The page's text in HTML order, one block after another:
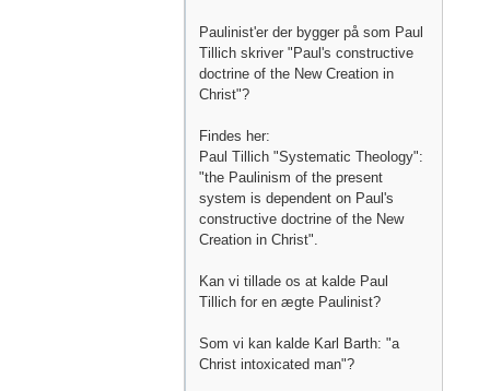
Paulinist'er der bygger på som Paul
Tillich skriver "Paul's constructive
doctrine of the New Creation in
Christ"?
Findes her:
Paul Tillich "Systematic Theology":
"the Paulinism of the present
system is dependent on Paul's
constructive doctrine of the New
Creation in Christ".
Kan vi tillade os at kalde Paul
Tillich for en ægte Paulinist?
Som vi kan kalde Karl Barth: "a
Christ intoxicated man"?